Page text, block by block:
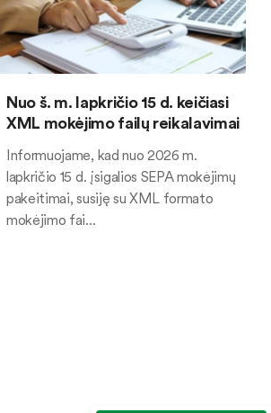
Nuo š. m. lapkričio 15 d. keičiasi
XML mokėjimo failų reikalavimai
Informuojame, kad nuo 2026 m.
lapkričio 15 d. įsigalios SEPA mokėjimų
pakeitimai, susiję su XML formato
mokėjimo fai...